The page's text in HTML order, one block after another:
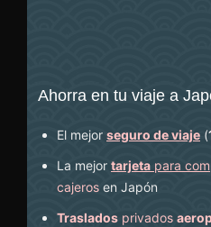
Ahorra en tu viaje a
El mejor seguro de viaje (
La mejor tarjeta para
cajeros en Japón
Traslados privados